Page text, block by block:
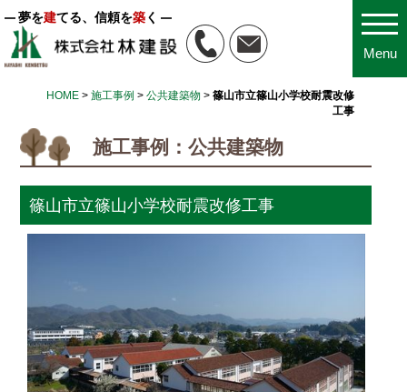
Menu
夢を建てる、信頼を築く
HOME >施工事例 >公共建築物 >篠山市立篠山小学校耐震改修
工事
施工事例：公共建築物
篠山市立篠山小学校耐震改修工事